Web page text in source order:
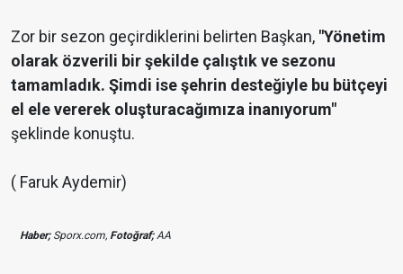
Zor bir sezon geçirdiklerini belirten Başkan, "Yönetim
olarak özverili bir şekilde çalıştık ve sezonu
tamamladık. Şimdi ise şehrin desteğiyle bu bütçeyi
el ele vererek oluşturacağımıza inanıyorum"
şeklinde konuştu.
( Faruk Aydemir)
Haber;Sporx.com, Fotoğraf;AA